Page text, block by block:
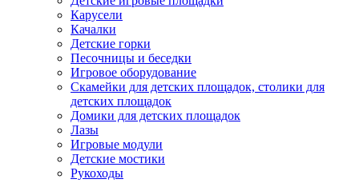
Карусели
Качалки
Детские горки
Песочницы и беседки
Игровое оборудование
Скамейки для детских площадок, столики для
детских площадок
Домики для детских площадок
Лазы
Игровые модули
Детские мостики
Рукоходы